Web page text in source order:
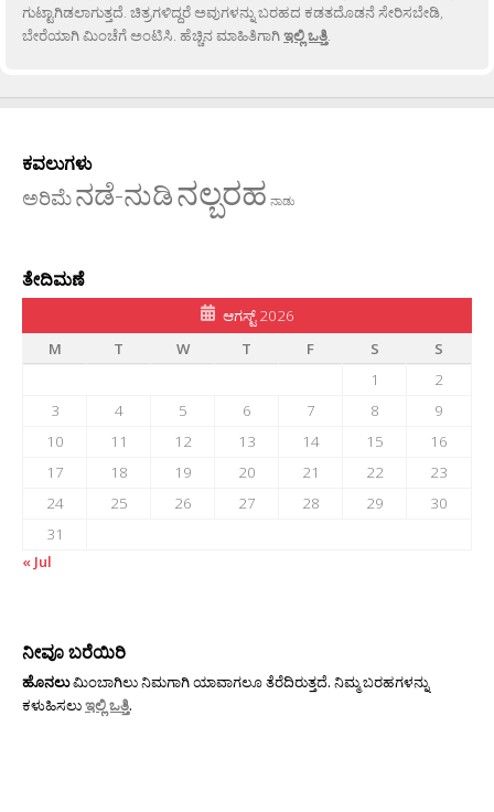
ಗುಟ್ಟಾಗಿಡಲಾಗುತ್ತದೆ. ಚಿತ್ರಗಳಿದ್ದರೆ ಅವುಗಳನ್ನು ಬರಹದ ಕಡತದೊಡನೆ ಸೇರಿಸಬೇಡಿ,
ಬೇರೆಯಾಗಿ ಮಿಂಚೆಗೆ ಅಂಟಿಸಿ. ಹೆಚ್ಚಿನ ಮಾಹಿತಿಗಾಗಿಇಲ್ಲಿ ಒತ್ತಿ.
ಕವಲುಗಳು
ಅರಿಮೆನಡೆ-ನುಡಿನಲ್ಬರಹ ನಾಡು
ತೇದಿಮಣೆ
ಆಗಸ್ಟ್ 2026
M
T W T F S
S
1
2
3
4 5 6 7 8
9
10
11 12 13 14 15
16
17
18 19 20 21 22
23
24
25 26 27 28 29
30
31
« Jul
ನೀವೂ ಬರೆಯಿರಿ
ಹೊನಲುಮಿಂಬಾಗಿಲು ನಿಮಗಾಗಿ ಯಾವಾಗಲೂ ತೆರೆದಿರುತ್ತದೆ. ನಿಮ್ಮ ಬರಹಗಳನ್ನು
ಕಳುಹಿಸಲುಇಲ್ಲಿ ಒತ್ತಿ.